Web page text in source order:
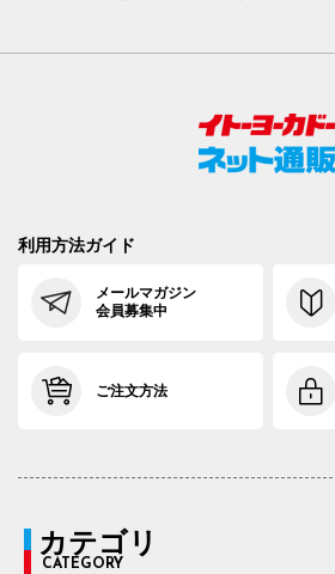
利用方法ガイド
メールマガジン
会員募集中
ご注文方法
カテゴリ
CATEGORY